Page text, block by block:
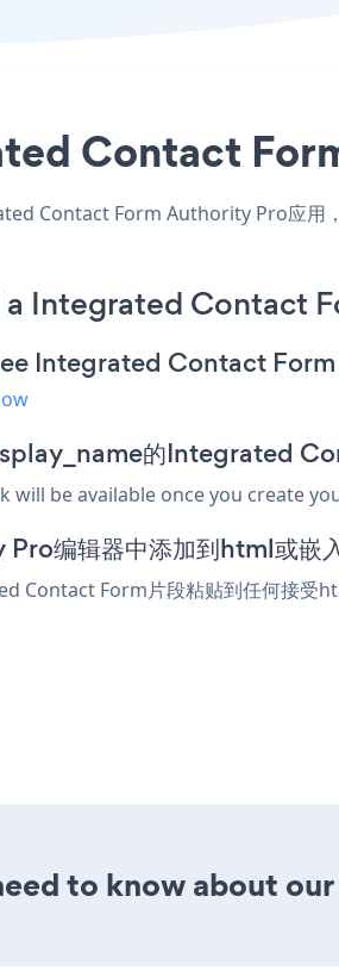
Contact Form
Contact Form Authority Pro应用
a Integrated Contact
Integrated Contact
的Integrated
will be available once you create
编辑器中添加到html或嵌
Contact Form片段粘贴到任何接受
to know about